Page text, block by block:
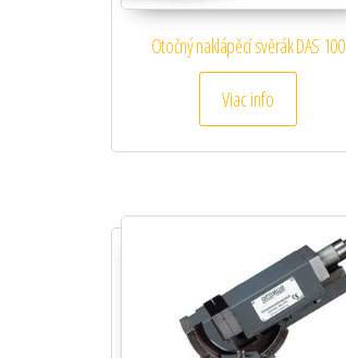
Otočný naklápěcí svěrák DAS 100
Viac info